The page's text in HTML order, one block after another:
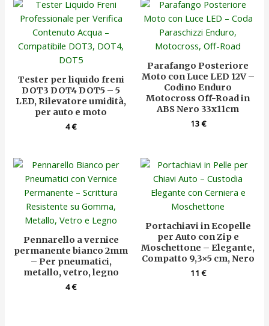
Tester per liquido freni
DOT3 DOT4 DOT5 – 5
LED, Rilevatore umidità,
per auto e moto
4€
Parafango Posteriore
Moto con Luce LED 12V –
Codino Enduro
Motocross Off-Road in
ABS Nero 33x11cm
13€
Pennarello a vernice
permanente bianco 2mm
– Per pneumatici,
metallo, vetro, legno
4€
Portachiavi in Ecopelle
per Auto con Zip e
Moschettone – Elegante,
Compatto 9,3×5 cm, Nero
11€